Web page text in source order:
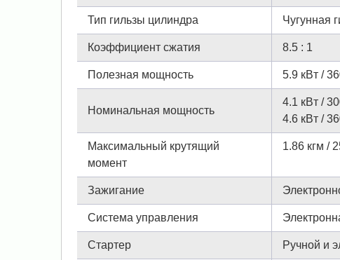
Тип гильзы цилиндра Чугунная
Коэффициент сжатия 8.5 : 1
Полезная мощность 5.9 кBт /
Номинальная мощность
4.1 кBт /
4.6 кBт /
Максимальный крутящий
момент
1.86 кгм /
Зажигание
Система управления
Стартер Ручной и